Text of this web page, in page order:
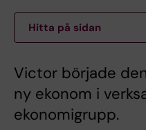
Hitta på sidan
Victor började
ny ekonom i
ekonomigrupp.